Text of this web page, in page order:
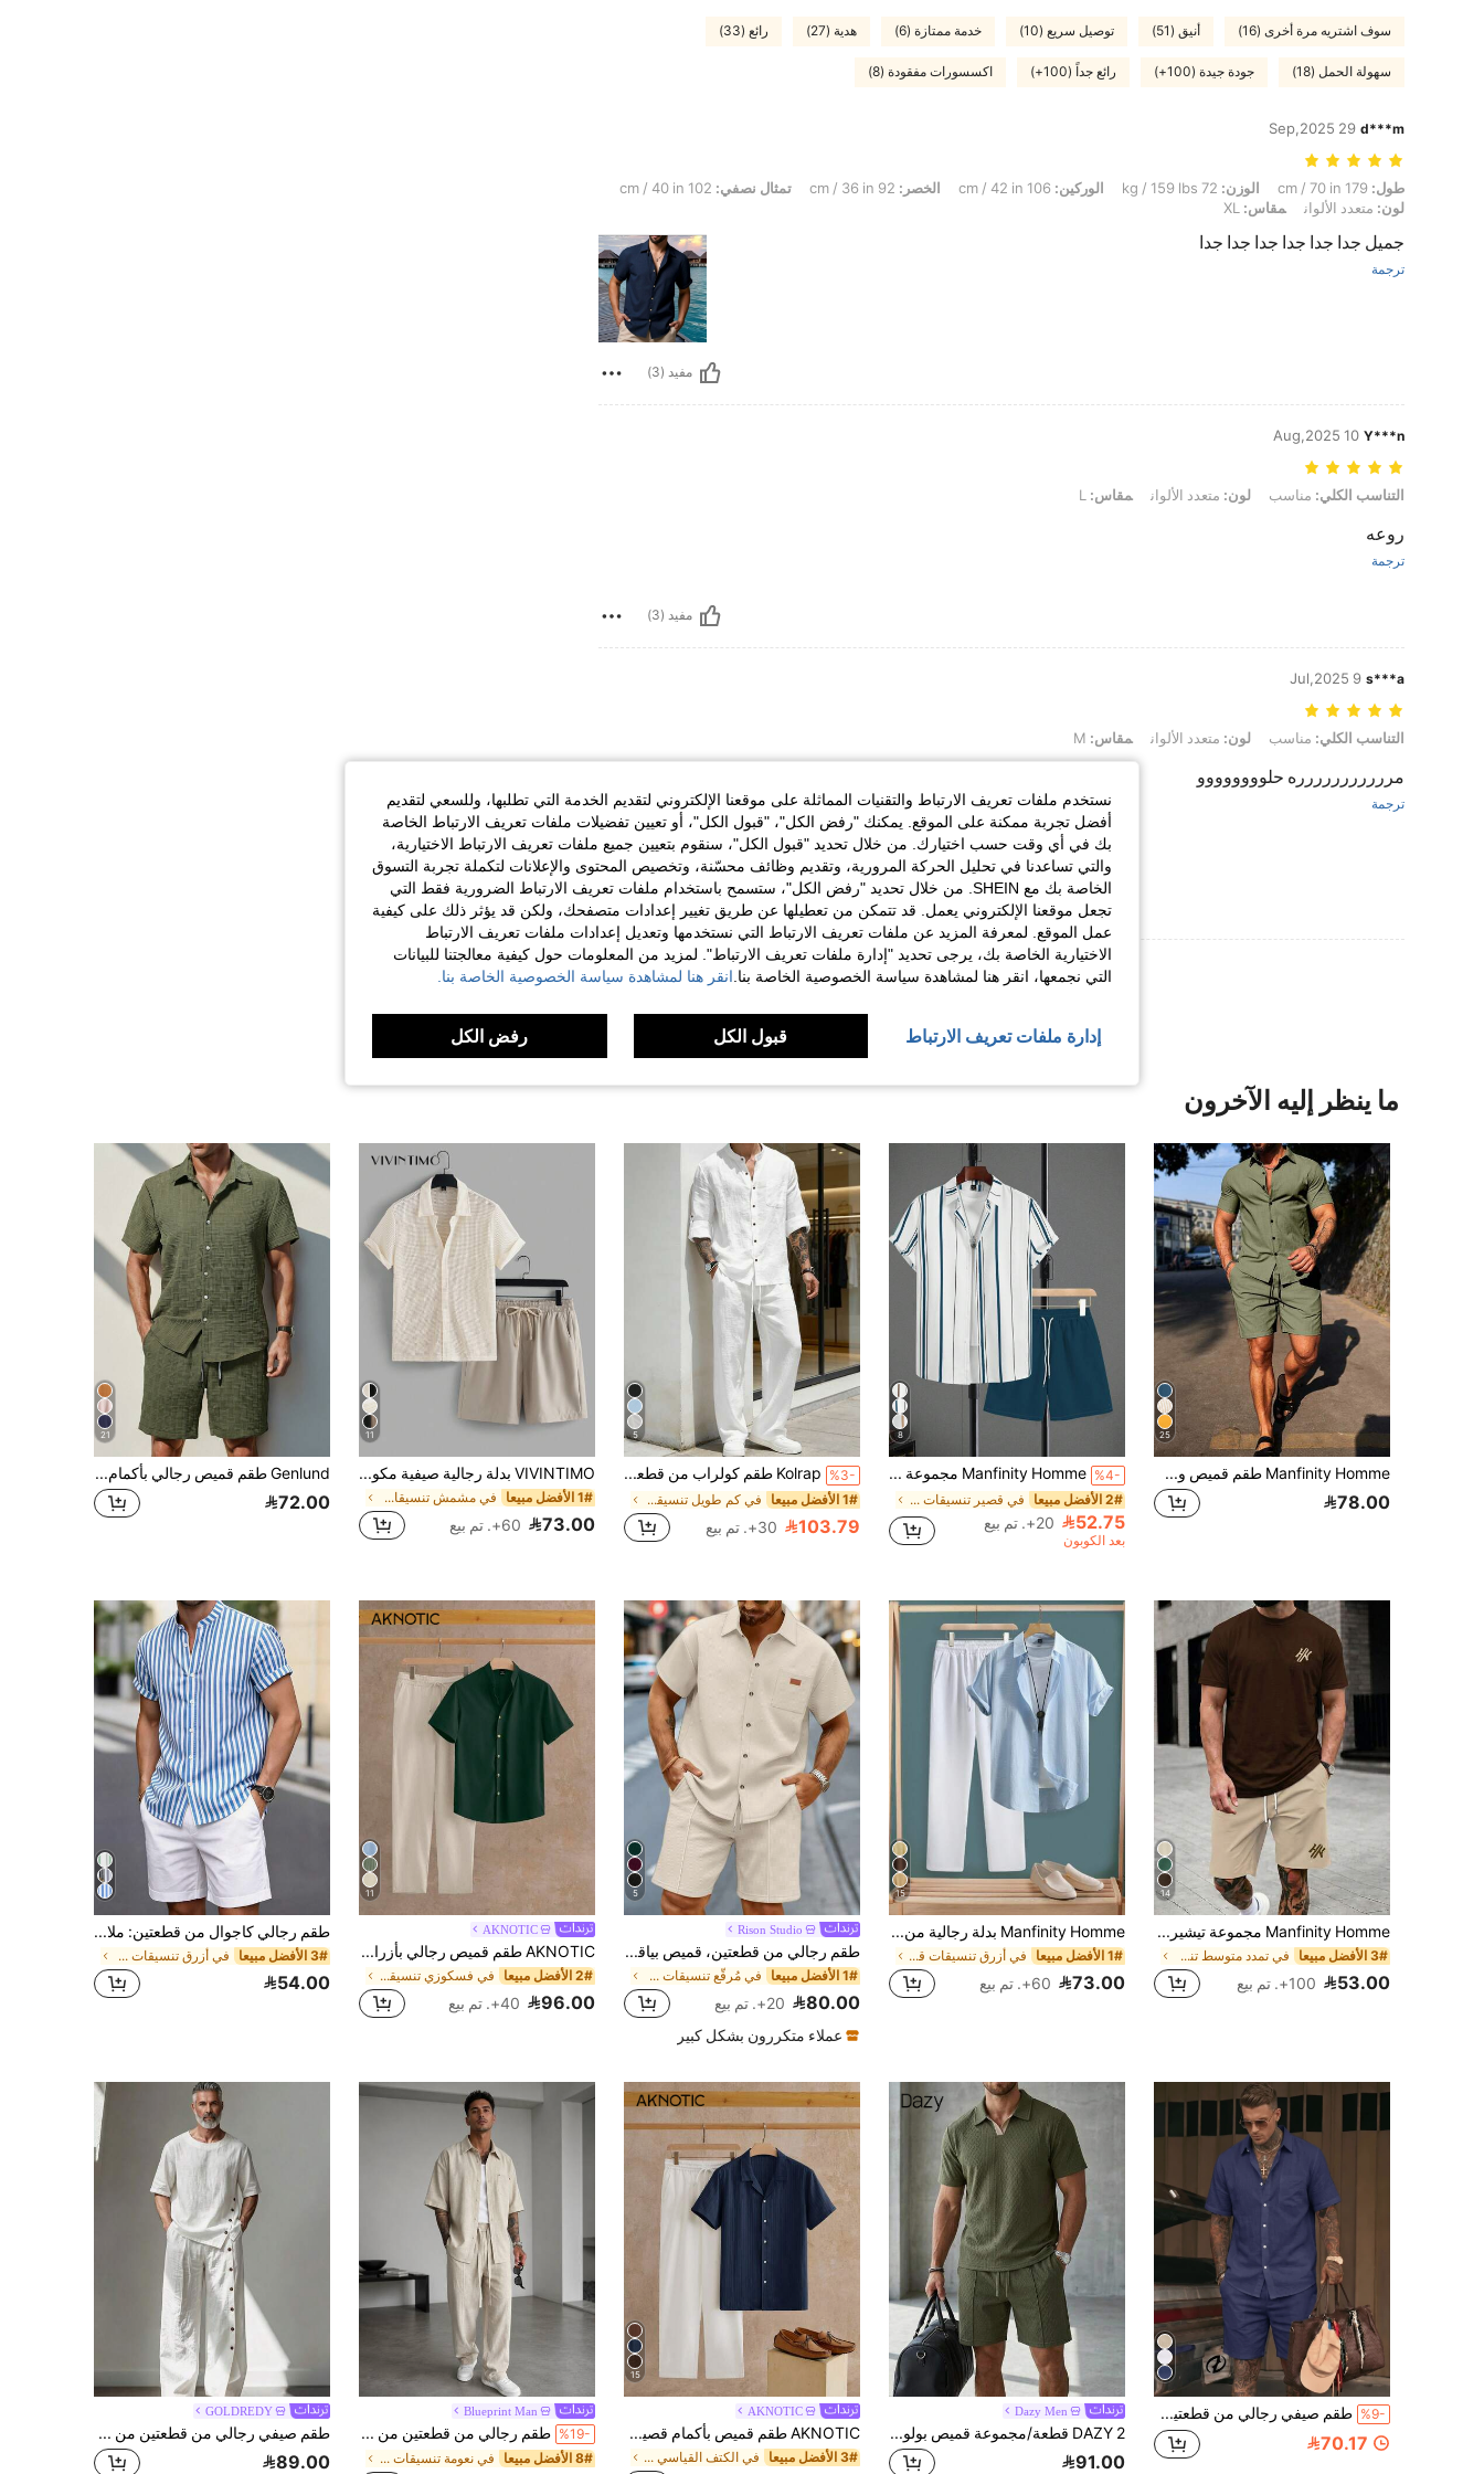
سوف اشتريه مرة أخرى (16) أنيق (51) توصيل سريع (10) خدمة ممتازة (6) هدية (27) رائع (33)
سهولة الحمل (18) جودة جيدة (100+) رائع جداً (100+) اكسسورات مفقودة (8)
d***m
29 Sep,2025
طول: 179 cm / 70 in, الوزن: 72 kg / 159 lbs, الوركين: 106 cm / 42 in, الخصر: 92 cm / 36 in, تمثال نصفي: 102 cm / 40 in, لون: متعدد الألوان, مقاس: XL
طول: الوزن: الوركين: الخصر: تمثال نصفي:
لون: متعدد الألوان مقاس:
جميل جدا جدا جدا جدا جدا جدا
ترجمة
مفيد (3)
Y***n
10 Aug,2025
التناسب الكلي: مناسب, لون: متعدد الألوان, مقاس: L
التناسب الكلي: مناسب لون: متعدد الألوان مقاس:
روعه
ترجمة
مفيد (3)
s***a
9 Jul,2025
التناسب الكلي: مناسب, لون: متعدد الألوان, مقاس: M
التناسب الكلي: مناسب لون: متعدد الألوان مقاس:
مررررررررررره حلوووووووو
ترجمة
مفيد (8)
عرض المزيد من المراجعات
ما ينظر إليه الآخرون
25
Manfinity Homme طقم قميص وشورت رجالي كاجوال بلون موحد، رسمي
78.00
8
%4- Manfinity Homme مجموعة تي شيرت أكمام قصيرة للرجال مخطط مع شورت ذو لون واحد 2 قطعة
2# الأفضل مبيعا في قصير تنسيقات قمصان الرجال
52.75 20+. تم بيع
بعد الكوبون
5
%3- Kolrap طقم كولراب من قطعتين للرجال للصيف، قميص بأكمام طويلة وياقة واقفة وأزرار، بقصة عادية ولون سادة وتصميم فينتاج، مع بنطال طويل بقصة مستقيمة، ستايل كاجوال للعطلات، هدية للزوج/الصديق، مثالي للصيف الحار (القماش الرقيق قد يتجعد، شفاف قليلاً، المقاس كبير)، ملابس منتجعات
1# الأفضل مبيعا في كم طويل تنسيقات قمصان الرجال
103.79 30+. تم بيع
11
VIVINTIMO بدلة رجالية صيفية مكونة من قميص بأكمام قصيرة مصنوع من شبكة تنفس وشورت بخصر مرن، ملابس مريحة للعطلات
1# الأفضل مبيعا في مشمش تنسيقات قمصان الرجال
73.00 60+. تم بيع
21
Genlund طقم قميص رجالي بأكمام قصيرة للعطلات، قميص مخطط وشورت بخصر برباط بدون تي شيرت، من الكتان، هدية ملونة للصديق، كاجوال، للعطلات
72.00
14
Manfinity Homme مجموعة تيشيرت و شورت قصير رجالي بطباعة الاحرف، ملابس قصيرة رجالية، زي رجالي
3# الأفضل مبيعا في تمدد متوسط تنسيقات الرجال
53.00 100+. تم بيع
15
Manfinity Homme بدلة رجالية من قميص أكمام قصيرة وبنطلون بلون أزرق فاتح مع نسيج مُنسوج هندسي، مناسبة للارتداء في عطلة هاواي على البحر أو الاستخدام اليومي، بأناقة وأناقة أسلوب المال القديم، ملابس مريحة
1# الأفضل مبيعا في أزرق تنسيقات قمصان الرجال
73.00 60+. تم بيع
5
Rison Studio
طقم رجالي من قطعتين، قميص بياقة وجيب واحد وأكمام قصيرة & شورت برباط، بدلة صيفية كاجوال للعطلات، هدية عيد الحب
1# الأفضل مبيعا في مُرقّع تنسيقات قمصان الرجال
80.00 20+. تم بيع
عملاء متكررون بشكل كبير
11
AKNOTIC
AKNOTIC طقم قميص رجالي بأزرار وجيب نصف فتحة وأكمام قصيرة مع بنطلون، طقم رجالي من قطعتين من الكتان بقميص هنلي وبنطلون، طقم ضيف زفاف شاطئي صيفي للرجال، طقم قميص بياقة جد كاجوال مع بنطلون، بدلة بأسلوب الكتان قابلة للتنفس، طقم قميص أبيض وبنطلون كاكي، ملابس عطلة بوهيمية هيبية، طقم تي شيرت بأزرار وجيب، طقم رجالي من قطعتين من الكتان، طقم قميص هنلي بأكمام قصيرة & بنطلون برباط، طقم رجالي من قطعتين، طقم كتان للرجال، ملابس شاطئية صيفية، طقم أكمام قصيرة & بنطلون، طقم قميص هنلي، هدايا عيد الأب
2# الأفضل مبيعا في فسكوزي تنسيقات قمصان الرجال
96.00 40+. تم بيع
طقم رجالي كاجوال من قطعتين: ملابس علوية بوليستر خفيف مخطط بياقة واقفة وأكمام قصيرة وتصميم 7 أزرار، مع شورت بلون سادة من قماش ناعم وصديق للبشرة
3# الأفضل مبيعا في أزرق تنسيقات قمصان الرجال
54.00
%9- طقم صيفي رجالي من قطعتين من الكتان الكاجوال قميص بأكمام قصيرة وشورت للشاطئ - هدية مثالية لعيد الأب للأب والزوج والرجل
70.17
Dazy Men
DAZY 2 قطعة/مجموعة قميص بولو قصير الأكمام وشورتات كاجوال صيفي للرجال للعطلات
91.00
15
AKNOTIC
AKNOTIC طقم قميص بأكمام قصيرة وبنطلون كاجوال للرجال، مناسب للارتداء اليومي، طقم من قطعتين، صيفي، ملابس مريحة، للعطلات، هدايا عيد الأب
3# الأفضل مبيعا في الكتف القياسي تنسيقات قمصان الرجال
Blueprint Man
%19- طقم رجالي من قطعتين من بلوبرينت مان، قميص قصير الأكمام بكتف منسدل يشبه الكتان بلون المشمش + بنطال طويل، تصميم برباط عند الخصر، قماش ناعم الملمس ومريح، متين ومقاوم للتشوه، تصميم عصري أنيق وبسيط، مناسب للارتداء اليومي والسفر
8# الأفضل مبيعا في نعومة تنسيقات قمصان الرجال
GOLDREDY
طقم صيفي رجالي من قطعتين من GOLDREDY بأسلوب أدبي ياباني، قميص فضفاض برقبة دائرية وأكمام قصيرة مع أزرار غير متماثلة وبنطال واسع الساق، ملابس كاجوال خفيفة
89.00
نستخدم ملفات تعريف الارتباط والتقنيات المماثلة على موقعنا الإلكتروني لتقديم الخدمة التي تطلبها، وللسعي لتقديم
أفضل تجربة ممكنة على الموقع. يمكنك "رفض الكل"، "قبول الكل"، أو تعيين تفضيلات ملفات تعريف الارتباط الخاصة
بك في أي وقت حسب اختيارك. من خلال تحديد "قبول الكل"، سنقوم بتعيين جميع ملفات تعريف الارتباط الاختيارية،
والتي تساعدنا في تحليل الحركة المرورية، وتقديم وظائف محسّنة، وتخصيص المحتوى والإعلانات لتكملة تجربة التسوق
الخاصة بك مع SHEIN. من خلال تحديد "رفض الكل"، ستسمح باستخدام ملفات تعريف الارتباط الضرورية فقط التي
تجعل موقعنا الإلكتروني يعمل. قد تتمكن من تعطيلها عن طريق تغيير إعدادات متصفحك، ولكن قد يؤثر ذلك على كيفية
عمل الموقع. لمعرفة المزيد عن ملفات تعريف الارتباط التي نستخدمها وتعديل إعدادات ملفات تعريف الارتباط
الاختيارية الخاصة بك، يرجى تحديد "إدارة ملفات تعريف الارتباط". لمزيد من المعلومات حول كيفية معالجتنا للبيانات
التي نجمعها، انقر هنا لمشاهدة سياسة الخصوصية الخاصة بنا. انقر هنا لمشاهدة سياسة الخصوصية الخاصة بنا.
إدارة ملفات تعريف الارتباط قبول الكل رفض الكل